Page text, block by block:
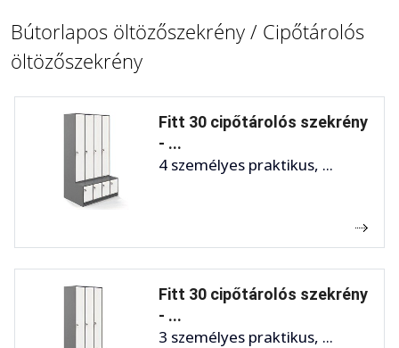
Bútorlapos öltözőszekrény / Cipőtárolós
öltözőszekrény
Fitt 30 cipőtárolós szekrény
- ...
4 személyes praktikus, ...
Fitt 30 cipőtárolós szekrény
- ...
3 személyes praktikus, ...